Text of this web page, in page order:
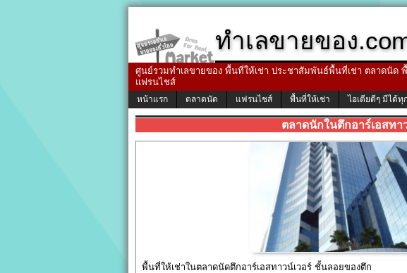
ทำเลขายของ
ศูนย์รวมทำเลขายของ พื้นที่ให้เช่า ประชาสัมพันธ์พื้นที่เช่า ตลาดนัด
แฟรนไชส์
หน้าแรก ตลาดนัด แฟรนไชส์ พื้นที่ให้เช่า ไอเดียดีๆ มีได้ทุ
ตลาดนักในตึกอาร์เอสทา
พื้นที่ให้เช่าในตลาดนัดตึกอาร์เอสทาวน์เวอร์ ชั้นลอยของตึก